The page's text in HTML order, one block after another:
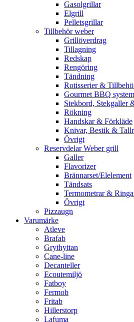
Gasolgrillar
Elgrill
Pelletsgrillar
Tillbehör weber
Grillöverdrag
Tillagning
Redskap
Rengöring
Tändning
Rotisserier &
Gourmet BBQ
Stekbord, Stekgaller
Rökning
Handskar & Förkläde
Knivar, Bestik &
Övrigt
Reservdelar Weber grill
Galler
Flavorizer
Brännarset/Elelement
Tändsats
Termometrar &
Övrigt
Pizzaugn
Varumärke
Atleve
Brafab
Grythyttan
Cane-line
Decanteller
Ecoutemiljö
Fatboy
Fermob
Fritab
Hillerstorp
Lafuma